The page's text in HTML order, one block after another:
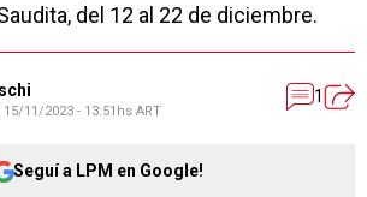
del 12 al 22 de diciembre.
15/11/2023 - 13:51hs ART
1
Seguí a LPM en Google!